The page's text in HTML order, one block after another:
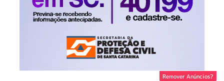
Remover Anúncios?